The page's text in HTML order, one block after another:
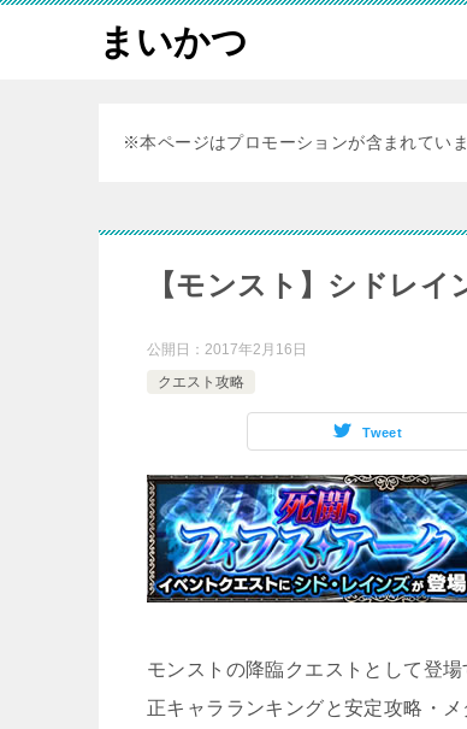
まいかつ
※本ページはプロモーションが含まれてい
【モンスト】シドレ
公開日： 2017年2月16日
クエスト攻略
Tweet
モンストの降臨クエストとして登
正キャラランキングと安定攻略・